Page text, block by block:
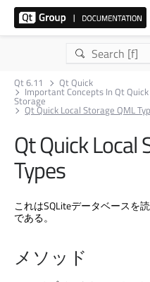
Qt 6.11 Qt Quick
Important Concepts In Qt
Storage
Qt Quick Local Storage QML
Qt Quick Local
Types
これはSQLiteデータベースを
である。
メソッド